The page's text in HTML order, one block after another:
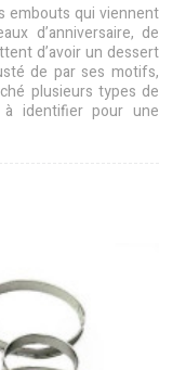
embouts qui viennent
d’anniversaire, de
d’avoir un dessert
de par ses motifs,
plusieurs types de
identifier pour une